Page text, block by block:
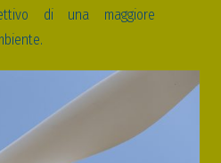
di una maggiore